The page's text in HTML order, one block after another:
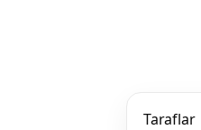
Taraflar